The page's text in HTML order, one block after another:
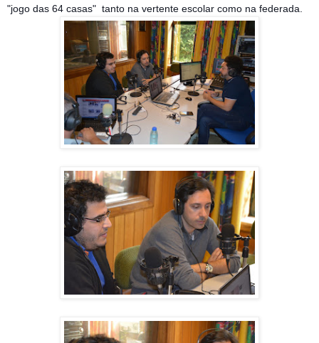
"jogo das 64 casas" tanto na vertente escolar como na federada.